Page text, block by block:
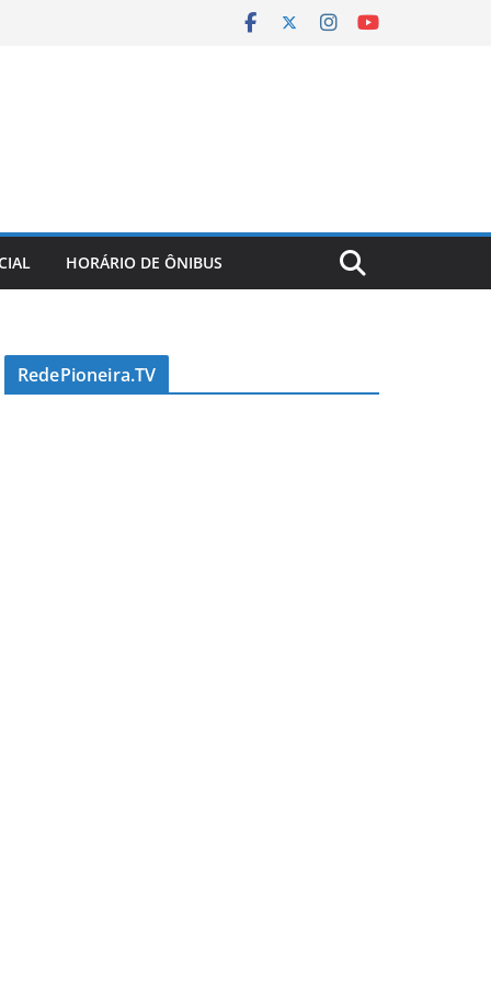
HORÁRIO DE ÔNIBUS
RedePioneira.TV